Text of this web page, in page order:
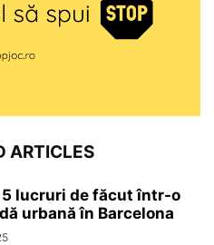
ARTICLES
5 lucruri de făcut într-o
urbană în Barcelona